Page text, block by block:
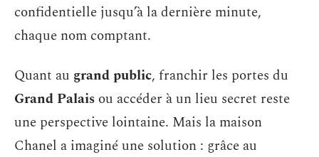
confidentielle jusqu’à la dernière minute,
chaque nom comptant.
Quant au grand public, franchir les portes du
Grand Palais ou accéder à un lieu secret reste
une perspective lointaine. Mais la maison
Chanel a imaginé une solution : grâce au